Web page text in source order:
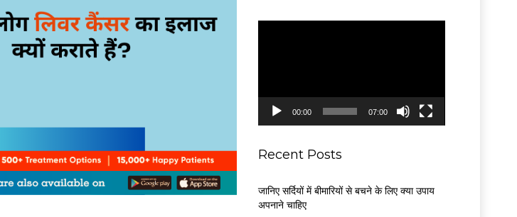
y
00:00 07:00
Recent Posts
जानिए सर्दियों में बीमारियों से बचने के लिए क्या उपाय
अपनाने चाहिए